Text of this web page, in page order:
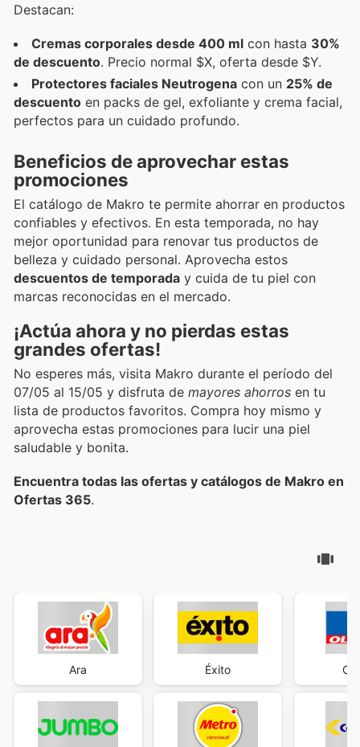
Destacan:
Cremas corporales desde 400 ml con hasta 30%
de descuento. Precio normal $X, oferta desde $Y.
Protectores faciales Neutrogena con un 25% de
descuento en packs de gel, exfoliante y crema facial,
perfectos para un cuidado profundo.
Beneficios de aprovechar estas
promociones
El catálogo de Makro te permite ahorrar en productos
confiables y efectivos. En esta temporada, no hay
mejor oportunidad para renovar tus productos de
belleza y cuidado personal. Aprovecha estos
descuentos de temporada y cuida de tu piel con
marcas reconocidas en el mercado.
¡Actúa ahora y no pierdas estas
grandes ofertas!
No esperes más, visita Makro durante el período del
07/05 al 15/05 y disfruta de mayores ahorros en tu
lista de productos favoritos. Compra hoy mismo y
aprovecha estas promociones para lucir una piel
saludable y bonita.
Encuentra todas las ofertas y catálogos de Makro en
Ofertas 365.
Ara Éxito